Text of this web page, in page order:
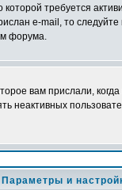
требуется
e-mail, то
форума.
вам прислали,
неактивных
Параметры и